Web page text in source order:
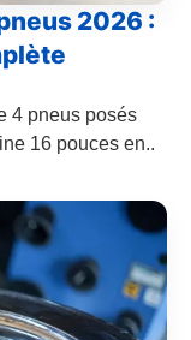
2026 :
4 pneus posés
16 pouces en..